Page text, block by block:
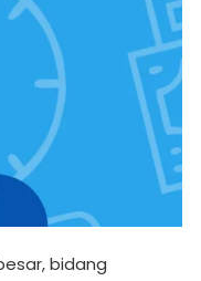
bidang